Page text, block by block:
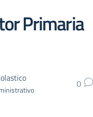
Primaria
0